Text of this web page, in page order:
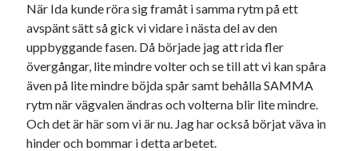
Min Träning(220)
Ninlil(34)
Personligt/Åsikter (161)
Resor(111)
Tävling(159)
Träningar(63)
Utrustning(47)
När Ida kunde röra sig framåt i samma rytm på ett
avspänt sätt så gick vi vidare i nästa del av den
uppbyggande fasen. Då började jag att rida fler
övergångar, lite mindre volter och se till att vi kan spåra
även på lite mindre böjda spår samt behålla SAMMA
rytm när vägvalen ändras och volterna blir lite mindre.
Och det är här som vi är nu. Jag har också börjat väva in
hinder och bommar i detta arbetet.